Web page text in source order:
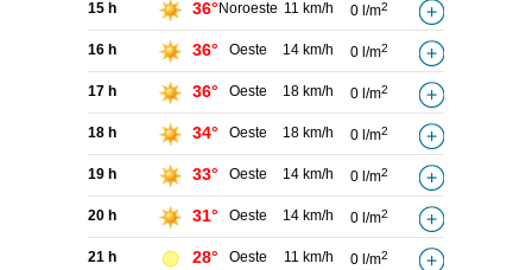
15 h 36° Noroeste 11 km/h 0 l/m2
16 h 36° Oeste 14 km/h 0 l/m2
17 h 36° Oeste 18 km/h 0 l/m2
18 h 34° Oeste 18 km/h 0 l/m2
19 h 33° Oeste 14 km/h 0 l/m2
20 h 31° Oeste 14 km/h 0 l/m2
21 h 28° Oeste 11 km/h 0 l/m2